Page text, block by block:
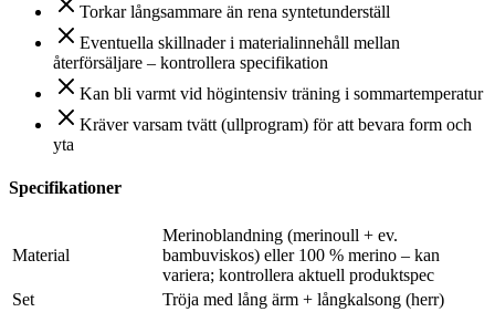
Torkar långsammare än rena syntetunderställ
Eventuella skillnader i materialinnehåll mellan
återförsäljare – kontrollera specifikation
Kan bli varmt vid högintensiv träning i sommartemperatur
Kräver varsam tvätt (ullprogram) för att bevara form och
yta
Specifikationer
Material
Merinoblandning (merinoull + ev.
bambuviskos) eller 100 % merino – kan
variera; kontrollera aktuell produktspec
Set
Tröja med lång ärm + långkalsong (herr)